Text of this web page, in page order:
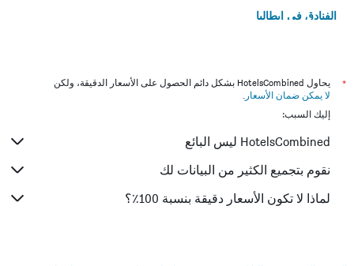
الفنادق في إيطاليا
*
يحاول HotelsCombined بشكل دائم الحصول على الأسعار الدقيقة، ولكن
لا يمكن ضمان الأسعار .
إليك السبب:
HotelsCombined ليس البائع
نقوم بتجميع الكثير من البيانات لك
لماذا لا تكون الأسعار دقيقة بنسبة 100٪؟